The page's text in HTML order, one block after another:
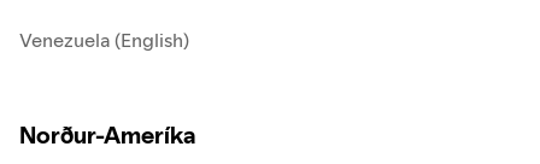
Venezuela (English)
Norður-Ameríka